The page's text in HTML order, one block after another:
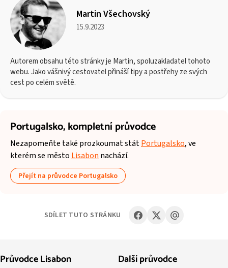
Martin Všechovský
15.9.2023
Autorem obsahu této stránky je Martin, spoluzakladatel tohoto
webu. Jako vášnivý cestovatel přináší tipy a postřehy ze svých
cest po celém světě.
Portugalsko,kompletní průvodce
Nezapomeňte také prozkoumat státPortugalsko, ve
kterém se město Lisabon nachází.
Přejít na průvodce Portugalsko
SDÍLET TUTO STRÁNKU
Průvodce Lisabon Další průvodce